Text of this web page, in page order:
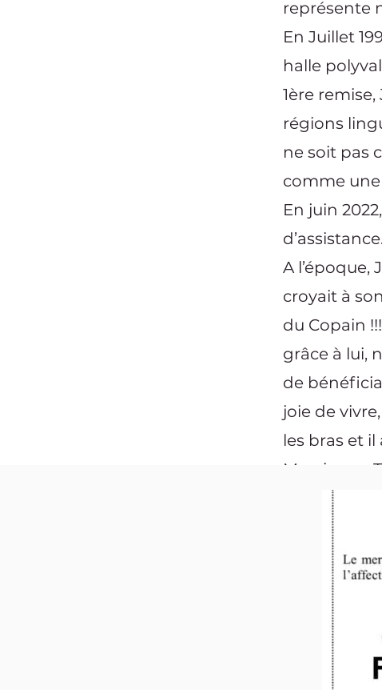
représente
En Juillet
halle
1ère
régions
ne soit pas
comme une
En juin
A l’époque,
croyait à
du Copain
grâce à lui,
de
joie de
les bras et il
Merci pour